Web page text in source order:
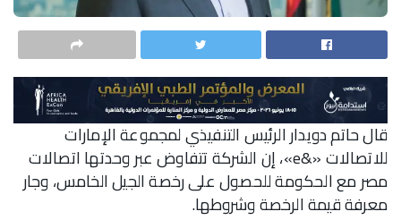
قال حاتم دويدار الرئيس التنفيذي لمجموعة الإمارات
للاتصالات «&e»، إن الشركة تتفاوض عبر وحدتها اتصالات
مصر مع الحكومة للحصول على رخصة الجيل الخامس، وجار
معرفة قيمة الرخصة وشروطها.